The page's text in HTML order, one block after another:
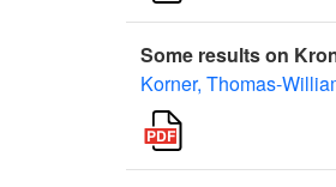
Some results on
Korner, Thomas-